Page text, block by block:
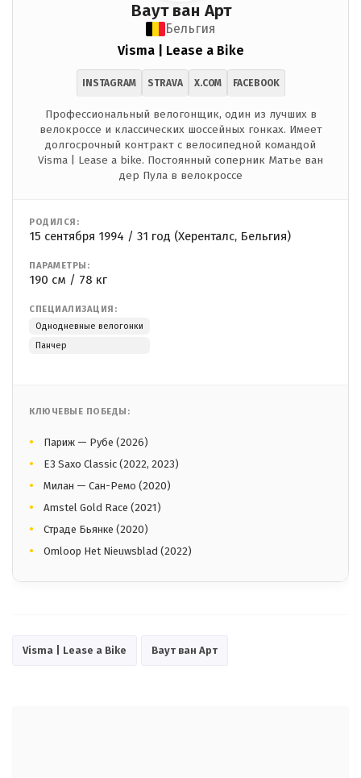
Ваут ван Арт
Бельгия
Visma | Lease a Bike
INSTAGRAM STRAVA X.COM FACEBOOK
Профессиональный велогонщик, один из лучших в
велокроссе и классических шоссейных гонках. Имеет
долгосрочный контракт с велосипедной командой
Visma | Lease a bike. Постоянный соперник Матье ван
дер Пула в велокроссе
РОДИЛСЯ:
15 сентября 1994 / 31 год (Херенталс, Бельгия)
ПАРАМЕТРЫ:
190 см / 78 кг
СПЕЦИАЛИЗАЦИЯ:
Однодневные велогонки
Панчер
КЛЮЧЕВЫЕ ПОБЕДЫ:
Париж — Рубе (2026)
E3 Saxo Classic (2022, 2023)
Милан — Сан-Ремо (2020)
Amstel Gold Race (2021)
Страде Бьянке (2020)
Omloop Het Nieuwsblad (2022)
Visma | Lease a Bike Ваут ван Арт